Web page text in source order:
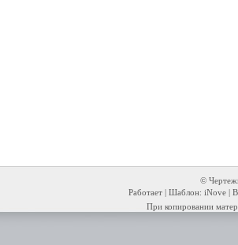
©
Работает | Шаблон: iNove |
При копировании